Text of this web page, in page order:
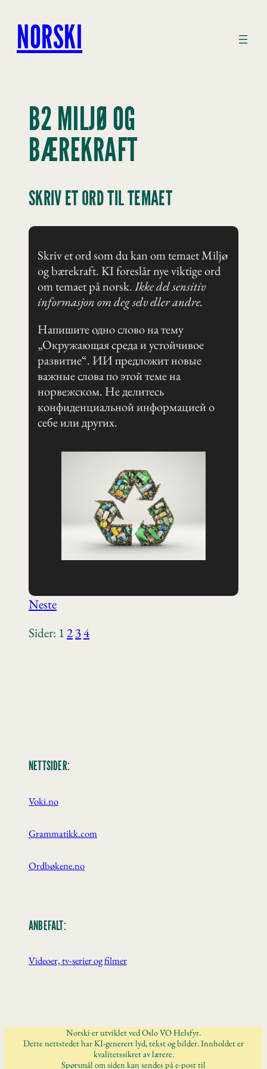
innhold
NORSKI
B2 MILJØ OG
BÆREKRAFT
SKRIV ET ORD TIL TEMAET
Skriv et ord som du kan om temaet Miljø
og bærekraft. KI foreslår nye viktige ord
om temaet på norsk.Ikke del sensitiv
informasjon om deg selv eller andre.
Напишите одно слово на тему
„Окружающая среда и устойчивое
развитие“. ИИ предложит новые
важные слова по этой теме на
норвежском. Не делитесь
конфиденциальной информацией о
себе или других.
Neste
Sider: 1234
NETTSIDER:
Voki.no
Grammatikk.com
Ordbøkene.no
ANBEFALT:
Videoer, tv-serier og filmer
Norski er utviklet ved Oslo VO Helsfyr.
Dette nettstedet har KI-generert lyd, tekst og bilder. Innholdet er
kvalitetssikret av lærere.
Spørsmål om siden kan sendes på e-post til